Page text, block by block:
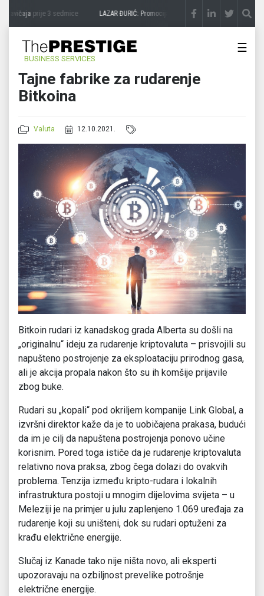
zavičajaprije 3 sedmice LAZAR ĐURIĆ: Promocija potencijal pretvara u destinaciju
BUSINESS SERVICES
☰
Tajne fabrike za rudarenje
Bitkoina
Valuta 12.10.2021.
Bitkoin rudari iz kanadskog grada Alberta su došli na
„originalnu“ ideju za rudarenje kriptovaluta – prisvojili su
napušteno postrojenje za eksploataciju prirodnog gasa,
ali je akcija propala nakon što su ih komšije prijavile
zbog buke.
Rudari su „kopali“ pod okriljem kompanije Link Global, a
izvršni direktor kaže da je to uobičajena prakasa, budući
da im je cilj da napuštena postrojenja ponovo učine
korisnim. Pored toga ističe da je rudarenje kriptovaluta
relativno nova praksa, zbog čega dolazi do ovakvih
problema. Tenzija između kripto-rudara i lokalnih
infrastruktura postoji u mnogim dijelovima svijeta – u
Meleziji je na primjer u julu zaplenjeno 1.069 uređaja za
rudarenje koji su uništeni, dok su rudari optuženi za
krađu električne energije.
Slučaj iz Kanade tako nije ništa novo, ali eksperti
upozoravaju na ozbiljnost prevelike potrošnje
električne energije.